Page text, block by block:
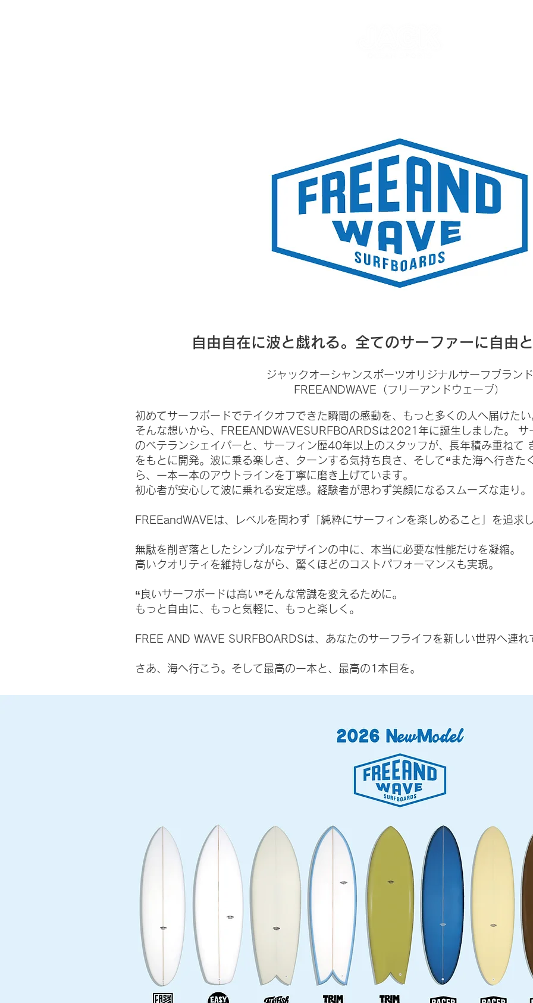
自由自在に波と戯れる。全てのサーファーに自由と
ジャックオーシャンスポーツオリジナルサーフブランド
FREEANDWAVE（フリーアンドウェーブ）
初めてサーフボードでテイクオフできた瞬間の感動を、もっと多くの人へ届けたい
そんな想いから、FREEANDWAVESURFBOARDSは2021年に誕生しました。
のベテランシェイパーと、サーフィン歴40年以上のスタッフが、長年積み重ねて
をもとに開発。波に乗る楽しさ、ターンする気持ち良さ、そして“また海へ行きた
ら、一本一本のアウトラインを丁寧に磨き上げています。
初心者が安心して波に乗れる安定感。経験者が思わず笑顔になるスムーズな走り。
FREEandWAVEは、レベルを問わず「純粋にサーフィンを楽しめること」を追求
無駄を削ぎ落としたシンプルなデザインの中に、本当に必要な性能だけを凝縮。
高いクオリティを維持しながら、驚くほどのコストパフォーマンスも実現。
“良いサーフボードは高い”そんな常識を変えるために。
もっと自由に、もっと気軽に、もっと楽しく。
FREE AND WAVE SURFBOARDSは、あなたのサーフライフを新しい世界へ連れ
さあ、海へ行こう。そして最高の一本と、最高の1本目を。